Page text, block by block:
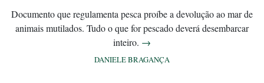
Documento que regulamenta pesca proíbe a devolução ao mar de
animais mutilados. Tudo o que for pescado deverá desembarcar
inteiro. →
DANIELE BRAGANÇA